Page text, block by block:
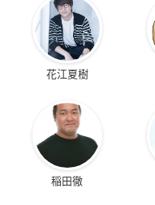
花江夏樹
稲田徹